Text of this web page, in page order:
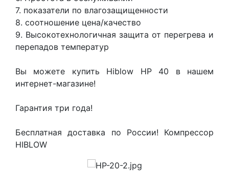
7. показатели по влагозащищенности
8. соотношение цена/качество
9. Высокотехнологичная защита от перегрева и
перепадов температур
Вы можете купить Hiblow HP 40 в нашем
интернет-магазине!
Гарантия три года!
Бесплатная доставка по России! Компрессор
HIBLOW